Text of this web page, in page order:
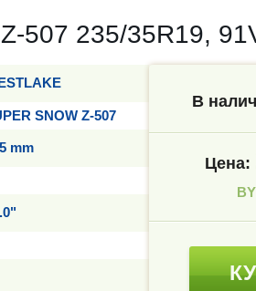
507 235/35R19,
SNOW Z-507
mm
В
Цена: